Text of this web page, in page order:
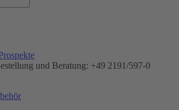
und Beratung: +49 2191/597-0